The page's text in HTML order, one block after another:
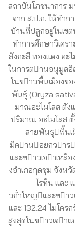
สถาบันโภชนาการ
จาก ส.ป.ก. ให้ทำ
บ้านที่ปลูกอยู่ในเข
ทำการศึกษาวิเคร
สังกะสี ทองแดง อะ
ในการตานอนุมูล
ในขาวพื้นเมืองข
พันธุ์ (Oryza
มาณอะไมโลส ตัง
ปริมาณ อะไมโลส
สายพันธุพื้นเ
มีคานอยกวาร
และขาวเจาเหลื
งอําเภอกุดชุม จังหวั
โรทีน และ
วก่ําใหญและขา
และ 132.24 ไมโค
สูงสุดในขาวเจา